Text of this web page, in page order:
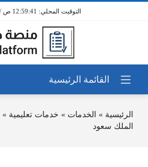
12:59:41 ص / 9 أغسطس 2026
الرئيسية » الخدمات » خدمات تعليمية »
الملك سعود